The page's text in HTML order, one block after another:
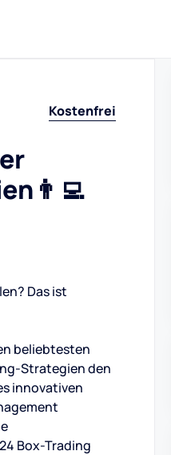
Kostenfrei
Das ist
beliebtesten
Strategien den
innovativen
Box-Trading